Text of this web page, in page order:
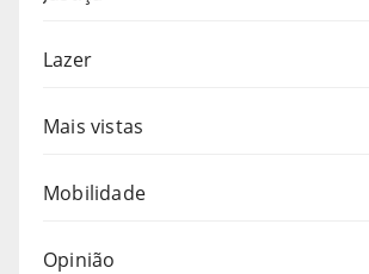
Lazer
Mais vistas
Mobilidade
Opinião